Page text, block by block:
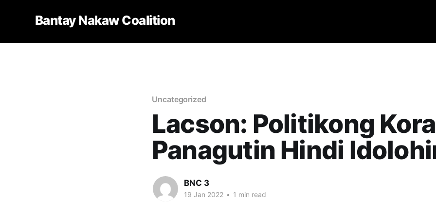
Bantay Nakaw Coalition
Uncategorized
Lacson: Politikong
Panagutin Hindi
BNC 3
19 Jan 2022 • 1 min read